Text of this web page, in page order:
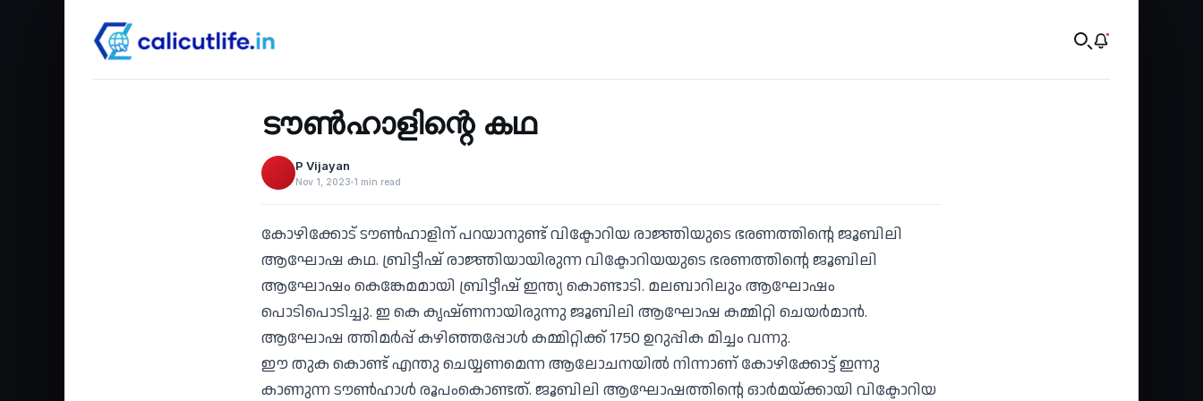
‹
ടൗൺഹാളിന്റെ കഥ
P Vijayan
Nov 1, 2023 1 min read
കോഴിക്കോട് ടൗൺഹാളിന് പറയാനുണ്ട് വിക്ടോറിയ രാജ്ഞിയുടെ ഭരണത്തിന്റെ ജൂബിലി
ആഘോഷ കഥ. ബ്രിട്ടീഷ് രാജ്ഞിയായിരുന്ന വിക്ടോറിയയുടെ ഭരണത്തിന്റെ ജൂബിലി
ആഘോഷം കെങ്കേമമായി ബ്രിട്ടീഷ് ഇന്ത്യ കൊണ്ടാടി. മലബാറിലും ആഘോഷം
പൊടിപൊടിച്ചു. ഇ കെ കൃഷ്ണനായിരുന്നു ജൂബിലി ആഘോഷ കമ്മിറ്റി ചെയർമാൻ.
ആഘോഷ ത്തിമർപ്പ് കഴിഞ്ഞപ്പോൾ കമ്മിറ്റിക്ക് 1750 ഉറുപ്പിക മിച്ചം വന്നു.
ഈ തുക കൊണ്ട് എന്തു ചെയ്യണമെന്ന ആലോചനയിൽ നിന്നാണ് കോഴിക്കോട്ട് ഇന്നു
കാണുന്ന ടൗൺഹാൾ രൂപംകൊണ്ടത്. ജൂബിലി ആഘോഷത്തിന്റെ ഓർമയ്ക്കായി വിക്ടോറിയ